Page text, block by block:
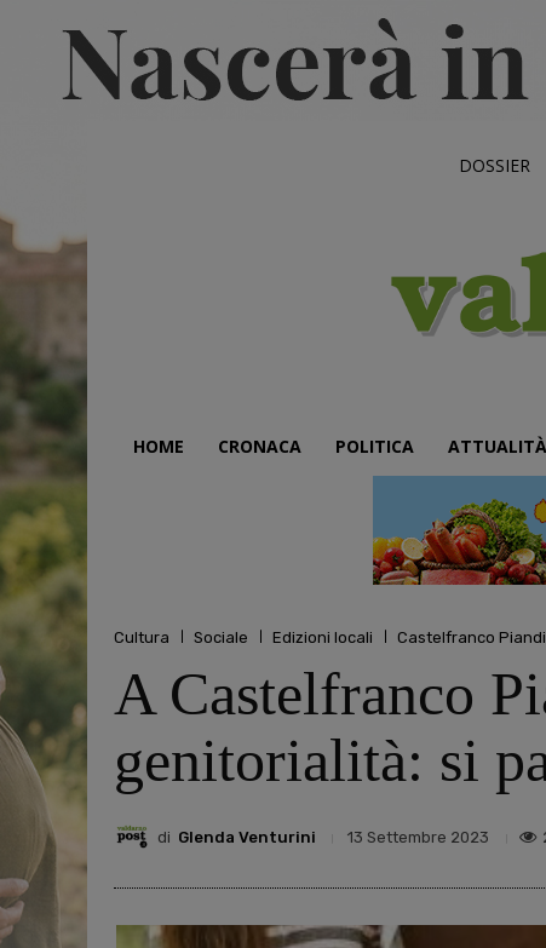
DOSSIER
HOME CRONACA POLITICA ATTUALITÀ
Cultura Sociale Edizioni locali Castelfranco
A Castelfranco
genitorialità: si
di Glenda Venturini 13 Settembre 2023